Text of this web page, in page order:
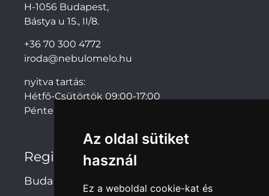
Az oldal sütiket
használ
Ez a weboldal cookie-kat és
H-1056 Budapest,
Bástya u 15., II/8.
+36 70 300 4772
iroda@nebulomelo.hu
nyitva tartás:
Hétfő-Csütörtök 09:00-17:00
Péntek: 09:00-14:00
Regionális irodák
Budapest